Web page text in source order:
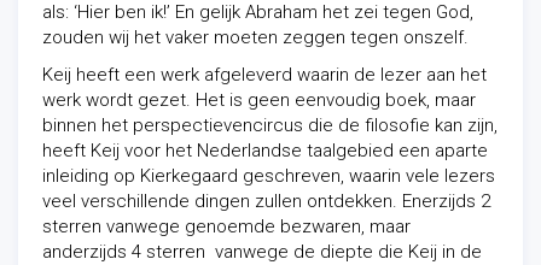
als: ‘Hier ben ik!’ En gelijk Abraham het zei tegen God,
zouden wij het vaker moeten zeggen tegen onszelf.
Keij heeft een werk afgeleverd waarin de lezer aan het
werk wordt gezet. Het is geen eenvoudig boek, maar
binnen het perspectievencircus die de filosofie kan zijn,
heeft Keij voor het Nederlandse taalgebied een aparte
inleiding op Kierkegaard geschreven, waarin vele lezers
veel verschillende dingen zullen ontdekken. Enerzijds 2
sterren vanwege genoemde bezwaren, maar
anderzijds 4 sterren vanwege de diepte die Keij in de